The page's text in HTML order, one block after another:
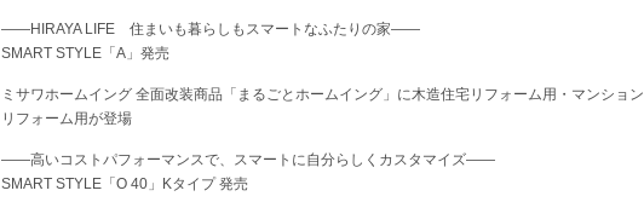
――HIRAYA LIFE 住まいも暮らしもスマートなふたりの家――
SMART STYLE「A」発売
ミサワホームイング 全面改装商品「まるごとホームイング」に木造住宅リフォーム用・マンション
リフォーム用が登場
――高いコストパフォーマンスで、スマートに自分らしくカスタマイズ――
SMART STYLE「O 40」Kタイプ 発売